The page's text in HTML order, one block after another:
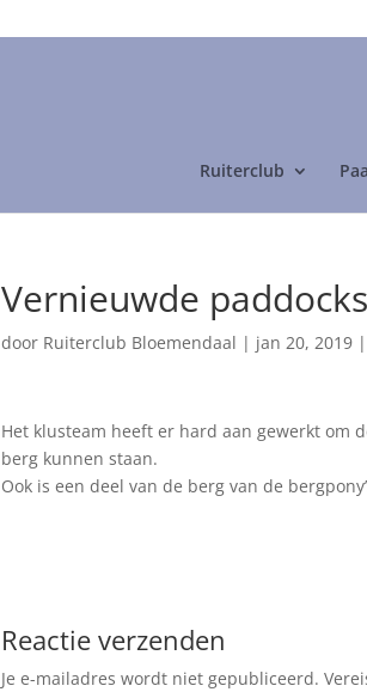
Ruiterclub
Vernieuwde paddocks
door Ruiterclub Bloemendaal | jan 20, 2019 |
Het klusteam heeft er hard aan gewerkt om
berg kunnen staan.
Ook is een deel van de berg van de
Reactie verzenden
Je e-mailadres wordt niet gepubliceerd.